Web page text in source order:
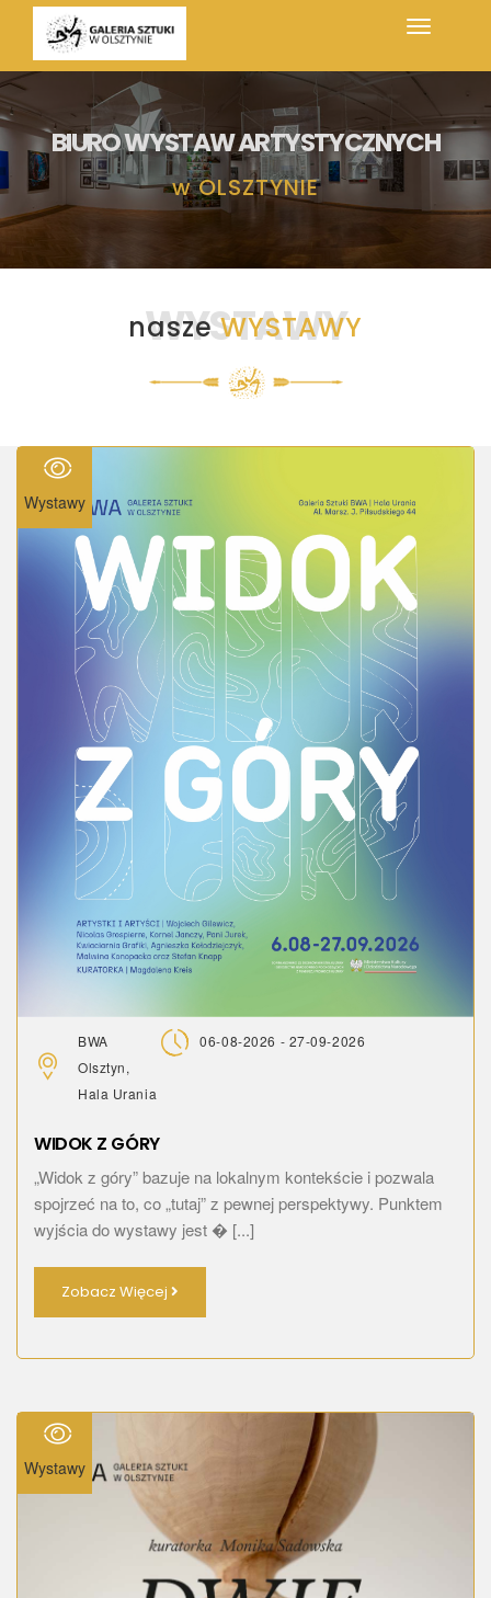
BIURO WYSTAW ARTYSTYCZNYCH
w OLSZTYNIE
WYSTAWY
naszeWYSTAWY
Wystawy
BWA
Olsztyn,
Hala Urania
06-08-2026 - 27-09-2026
WIDOK Z GÓRY
„Widok z góry” bazuje na lokalnym kontekście i pozwala
spojrzeć na to, co „tutaj” z pewnej perspektywy. Punktem
wyjścia do wystawy jest � [...]
Zobacz Więcej
Wystawy